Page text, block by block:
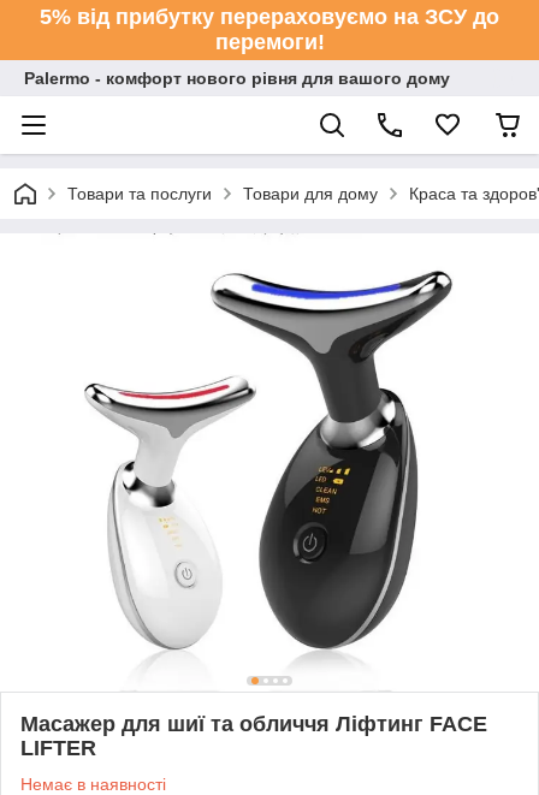
5% від прибутку перераховуємо на ЗСУ до
перемоги!
Palermo - комфорт нового рівня для вашого дому
Товари та послуги Товари для дому Краса та
Масажер для шиї та обличчя Ліфтинг FACE
LIFTER
Немає в наявності